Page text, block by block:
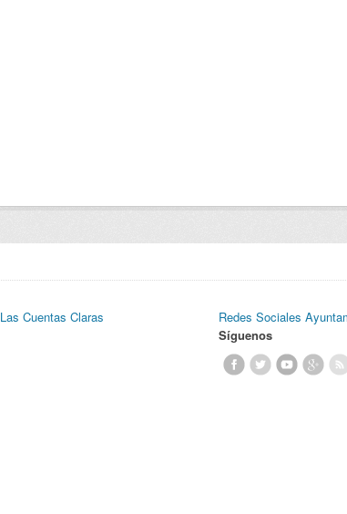
Las Cuentas Claras
Redes Sociales
Síguenos